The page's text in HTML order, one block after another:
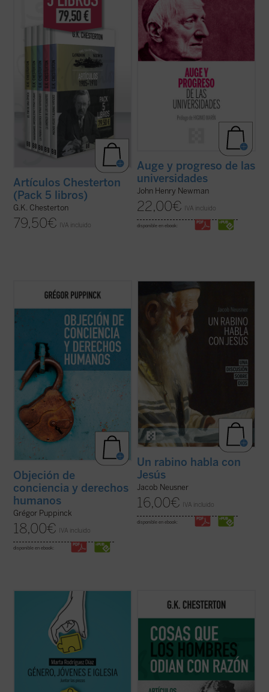
artículos, poemas, obras de teatro, novelas
y cuentos que incluyen su famosa serie
sobre el padre Brown. Se consideraba, ...
Artículos Chesterton
(Pack 5 libros)
G.K. Chesterton
79,50€ IVA incluido
una invitación a la reflexión sobre el ser y
misión de la universidad que no olvide las
raíces que la sustentan.... (ver ficha)
Auge y progreso de las
universidades
John Henry Newman
22,00€ IVA incluido
disponible en ebook:
El derecho a la objeción de conciencia se
invoca cada vez más, ya se trate de la
la negativa a vacunarse o de cualquier otra
práctica que choque contra las
convicciones de algunas personas. Este
Objeción de
conciencia y derechos
humanos
Grégor Puppinck
18,00€ IVA incluido
disponible en ebook:
Imagínate transportado dos mil años atrás,
a Galilea, justo en el momento en que Jesús
pronuncia su Sermón de la Montaña.
Después de escucharle, ¿abandonarías tus
convicciones religiosas y tu ideología para
seguirle, o te aferrarías a ...
(ver ficha)
Un rabino habla con
Jesús
Jacob Neusner
16,00€ IVA incluido
disponible en ebook:
Alrededor del género se ha abierto una
enorme brecha que separa a padres e
hijos, nietos y abuelos. No hay quien se
entienda y se escuche. En las familias es
motivo de disputa, los hijos no se sienten
acogidos y los padres se frustran ante
(ver ficha)
Coincidiendo ahora con el 150 aniversario
del nacimiento de su autor, este sexto
sufragistas, la prensa, otros temas
habituales y nombres tan representativos
(ver ficha)